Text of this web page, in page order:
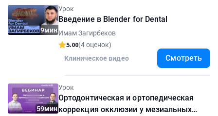
9мин
Урок
Введение в Blender for Dental
Имам Загирбеков
5.00(4 оценок)
Клиническое видео
Смотреть
59мин
Урок
Ортодонтическая и ортопедическая
коррекция окклюзии у мезиальных